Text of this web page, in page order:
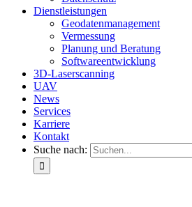
Dienstleistungen
Geodatenmanagement
Vermessung
Planung und Beratung
Softwareentwicklung
3D-Laserscanning
UAV
News
Services
Karriere
Kontakt
Suche nach: